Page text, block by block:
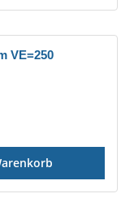
VE=250